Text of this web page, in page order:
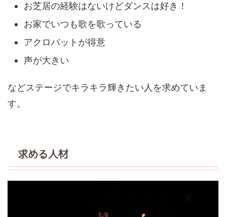
お芝居の経験はないけどダンスは好き！
お家でいつも歌を歌っている
アクロバットが得意
声が大きい
などステージでキラキラ輝きたい人を求めていま
す。
求める人材